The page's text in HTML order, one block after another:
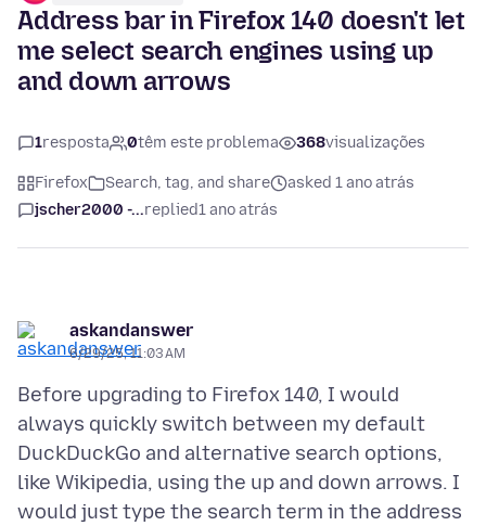
Address bar in Firefox 140 doesn't let
me select search engines using up
and down arrows
1resposta 0têm este problema 368visualizações
Firefox Search, tag, and share
asked 1 ano atrás
jscher2000 -...replied1 ano atrás
askandanswer
6/29/25, 11:03 AM
Before upgrading to Firefox 140, I would
always quickly switch between my default
DuckDuckGo and alternative search options,
like Wikipedia, using the up and down arrows. I
would just type the search term in the address